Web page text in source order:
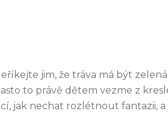
jim, že tráva má být
to právě dětem vezme z
jak nechat rozlétnout fantazii,